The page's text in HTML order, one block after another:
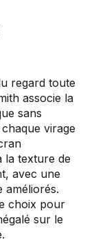
regard toute
associe la
sans
virage
la texture de
avec une
améliorés.
choix pour
sur le